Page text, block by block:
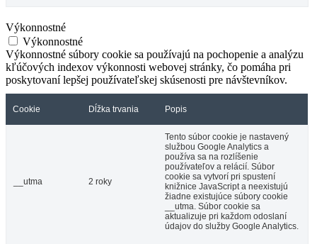
Výkonnostné
Výkonnostné
Výkonnostné súbory cookie sa používajú na pochopenie a analýzu
kľúčových indexov výkonnosti webovej stránky, čo pomáha pri
poskytovaní lepšej používateľskej skúsenosti pre návštevníkov.
Cookie Dĺžka trvania Popis
__utma 2 roky
Tento súbor cookie je nastavený
službou Google Analytics a
používa sa na rozlíšenie
používateľov a relácií. Súbor
cookie sa vytvorí pri spustení
knižnice JavaScript a neexistujú
žiadne existujúce súbory cookie
__utma. Súbor cookie sa
aktualizuje pri každom odoslaní
údajov do služby Google Analytics.